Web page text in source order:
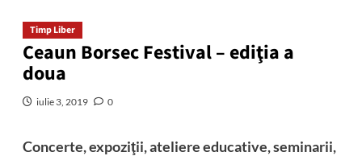
Timp Liber
Ceaun Borsec Festival – ediţia a
doua
iulie 3, 2019 0
Concerte, expoziţii, ateliere educative, seminarii,